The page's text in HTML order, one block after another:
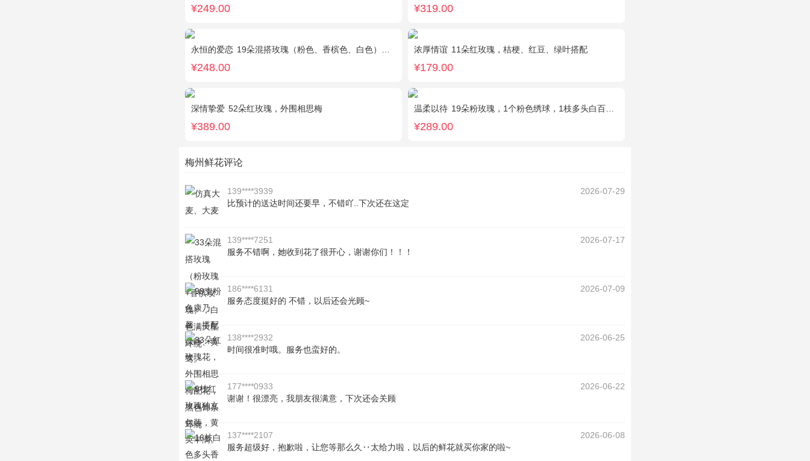
¥249.00 ¥319.00
永恒的爱恋 19朵混搭玫瑰（粉色、香槟色、白色），2个小熊，黄莺、满天星点缀
¥248.00
浓厚情谊 11朵红玫瑰，桔梗、红豆、绿叶搭配
¥179.00
深情挚爱 52朵红玫瑰，外围相思梅
¥389.00
温柔以待 19朵粉玫瑰，1个粉色绣球，1枝多头白百合，桔梗、满天星、绿叶搭配
¥289.00
梅州鲜花评论
139****3939
2026-07-29
比预计的送达时间还要早，不错吖..下次还在这定
139****7251
2026-07-17
服务不错啊，她收到花了很开心，谢谢你们！！！
186****6131
2026-07-09
服务态度挺好的 不错，以后还会光顾~
138****2932
2026-06-25
时间很准时哦。服务也蛮好的。
177****0933
2026-06-22
谢谢！很漂亮，我朋友很满意，下次还会关顾
137****2107
2026-06-08
服务超级好，抱歉啦，让您等那么久‥太给力啦，以后的鲜花就买你家的啦~